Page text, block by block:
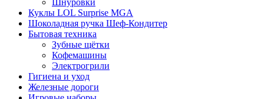
Шнуровки
Куклы LOL Surprise MGA
Шоколадная ручка Шеф-Кондитер
Бытовая техника
Зубные щётки
Кофемашины
Электрогрили
Гигиена и уход
Железные дороги